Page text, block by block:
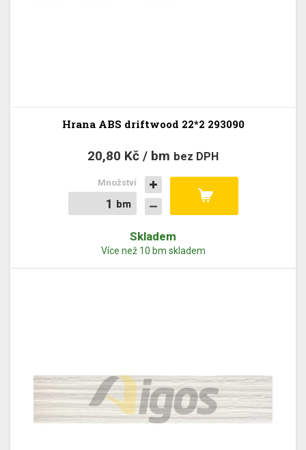
Hrana ABS driftwood 22*2 293090
20,80 Kč / bm bez DPH
bm
bm
Množství
Skladem
Více než 10 bm skladem